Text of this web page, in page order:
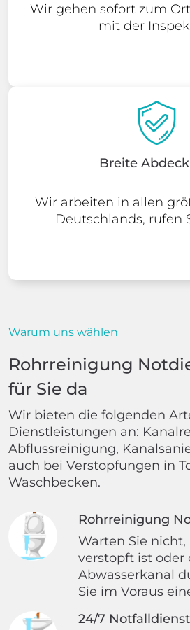
Wir gehen sofort zum
mit der
Breite
Wir arbeiten in allen
Deutschlands, rufen
Warum uns wählen
Rohrreinigung
für Sie da
Wir bieten die folgenden
Dienstleistungen an:
Abflussreinigung,
auch bei Verstopfungen in
Waschbecken.
Rohrreinigung
Warten Sie nicht,
verstopft ist oder
Abwasserkanal
Sie im Voraus
24/7 Notfalldienst